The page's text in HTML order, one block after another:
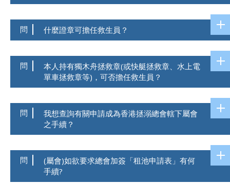
問 什麼證章可擔任救生員？
問
本人持有獨木舟拯救章(或快艇拯救章、水上電
單車拯救章等)，可否擔任救生員？
問
我想查詢有關申請成為香港拯溺總會轄下屬會
之手續？
問
(屬會)如欲要求總會加簽「租池申請表」有何
手續?